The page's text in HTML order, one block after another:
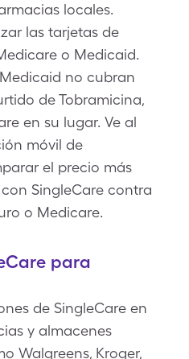
locales.
las tarjetas de
o Medicaid.
no cubran
de Tobramicina,
en su lugar. Ve al
móvil de
el precio más
SingleCare contra
o Medicare.
para
de SingleCare en
y almacenes
Walgreens, Kroger,